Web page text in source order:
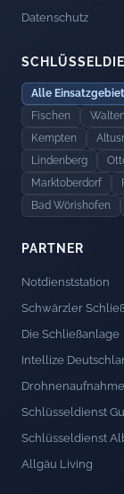
Datenschutz
Alle
Fischen
Kempten
Lindenberg
Marktoberdorf
Bad Wörishofen
PARTNER
Notdienststation
Schwärzler
Die Schließanlage
Intellize
Schlüsseldienst
Schlüsseldienst
Allgäu Living